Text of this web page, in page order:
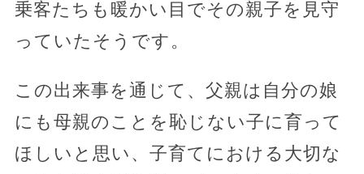
乗客たちも暖かい目でその親子を見守
っていたそうです。
この出来事を通じて、父親は自分の娘
にも母親のことを恥じない子に育って
ほしいと思い、子育てにおける大切な